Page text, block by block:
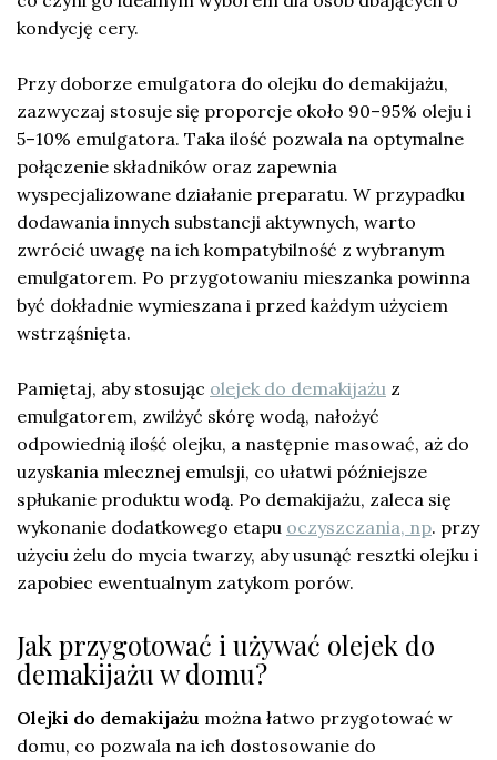
kondycję cery.
Przy doborze emulgatora do olejku do demakijażu,
zazwyczaj stosuje się proporcje około 90–95% oleju i
5–10% emulgatora. Taka ilość pozwala na optymalne
połączenie składników oraz zapewnia
wyspecjalizowane działanie preparatu. W przypadku
dodawania innych substancji aktywnych, warto
zwrócić uwagę na ich kompatybilność z wybranym
emulgatorem. Po przygotowaniu mieszanka powinna
być dokładnie wymieszana i przed każdym użyciem
wstrząśnięta.
Pamiętaj, aby stosując olejek do demakijażu z
emulgatorem, zwilżyć skórę wodą, nałożyć
odpowiednią ilość olejku, a następnie masować, aż do
uzyskania mlecznej emulsji, co ułatwi późniejsze
spłukanie produktu wodą. Po demakijażu, zaleca się
wykonanie dodatkowego etapu oczyszczania, np. przy
użyciu żelu do mycia twarzy, aby usunąć resztki olejku i
zapobiec ewentualnym zatykom porów.
Jak przygotować i używać olejek do
demakijażu w domu?
Olejki do demakijażu można łatwo przygotować w
domu, co pozwala na ich dostosowanie do